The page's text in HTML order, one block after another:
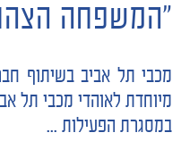
חדשות
"המשפחה
מכבי תל אביב בשיתוף
מיוחדת לאוהדי מכבי תל
במסגרת הפעילות ...